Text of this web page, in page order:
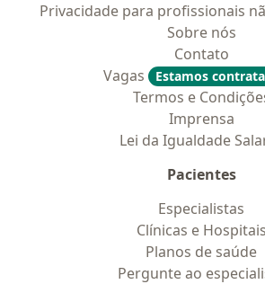
Privacidade para profissionais
Sobre nós
Contato
Vagas
Estamos
Termos e
Imprensa
Lei da Igualdade
Pacientes
Especialistas
Clínicas e Hospitais
Planos de saúde
Pergunte ao